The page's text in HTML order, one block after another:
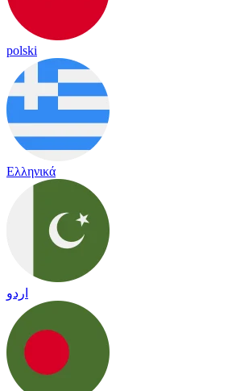
polski
Ελληνικά
اردو